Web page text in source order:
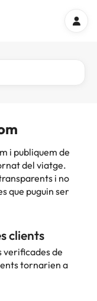
i publiquem de
del viatge.
i no
que puguin ser
clients
verificades de
tornarien a